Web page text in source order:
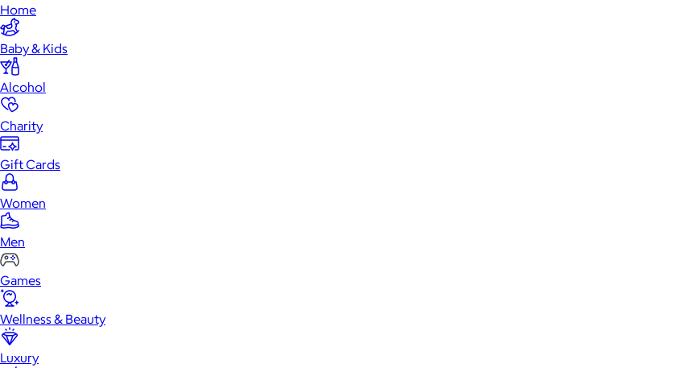
Home
Baby & Kids
Alcohol
Charity
Gift Cards
Women
Men
Games
Wellness & Beauty
Luxury